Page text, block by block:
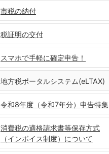
市税の納付
税証明の交付
スマホで手軽に確定申告！
地方税ポータルシステム(eLTAX)
令和8年度（令和7年分）申告特集
消費税の適格請求書等保存方式
（インボイス制度）について